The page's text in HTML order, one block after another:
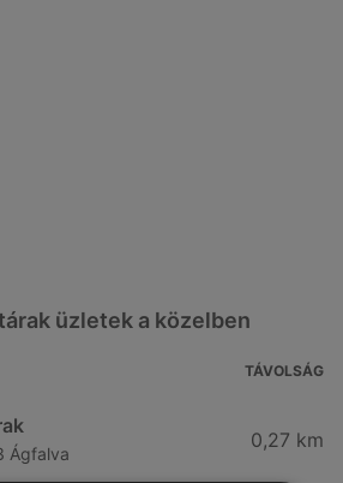
üzletek a közelben
TÁVOLSÁG
Ágfalva
0,27 km